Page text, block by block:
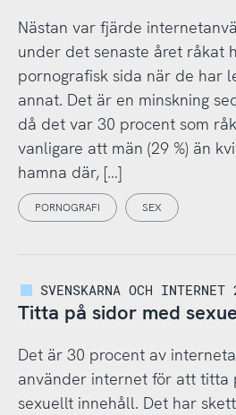
Nästan var fjärde
under det senaste året råkat
pornografisk sida när de har
annat. Det är en minskning
då det var 30 procent som
vanligare att män (29 %) än
hamna där, […]
PORNOGRAFI SEX
SVENSKARNA OCH INTERNET
Titta på sidor med
Det är 30 procent av
använder internet för att titta
sexuellt innehåll. Det har